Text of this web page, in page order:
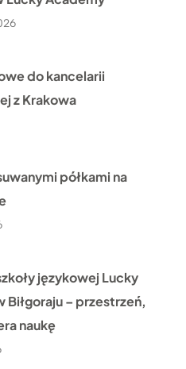
do kancelarii
z Krakowa
półkami na
językowej Lucky
Biłgoraju – przestrzeń,
naukę